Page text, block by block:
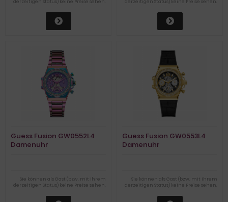
derzeitigen Status) keine Preise sehen. derzeitigen Status) keine Preise sehen.
Guess Fusion GW0552L4
Damenuhr
Sie können als Gast (bzw. mit Ihrem
derzeitigen Status) keine Preise sehen.
Guess Fusion GW0553L4
Damenuhr
Sie können als Gast (bzw. mit Ihrem
derzeitigen Status) keine Preise sehen.